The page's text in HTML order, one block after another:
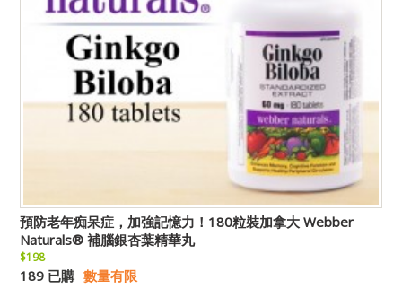
預防老年痴呆症，加強記憶力！180粒裝加拿大 Webber
Naturals® 補腦銀杏葉精華丸
$198
189 已購 數量有限